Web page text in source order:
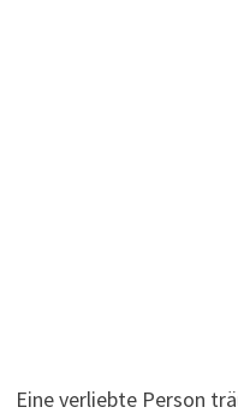
Eine verliebte Person